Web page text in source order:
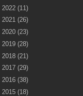
2022 (11)
2021 (26)
2020 (23)
2019 (28)
2018 (21)
2017 (29)
2016 (38)
2015 (18)